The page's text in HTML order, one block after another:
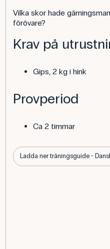
Vilka skor hade
förövare?
Krav på
Gips, 2 kg i hink
Provperiod
Ca 2 timmar
Ladda ner träningsguide -